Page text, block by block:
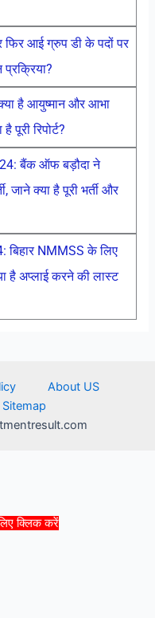
क्लिक करें
आई ग्रुप डी के पदों पर
प्रक्रिया?
है आयुष्मान और आभा
रिपोर्ट?
बैंक ऑफ बड़ौदा ने
जाने क्या है पूरी भर्ती और
NMMSS के लिए
है अप्लाई करने की लास्ट
About US
Sitemap